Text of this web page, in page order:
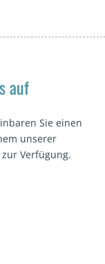
auf
Sie einen
unserer
Verfügung.